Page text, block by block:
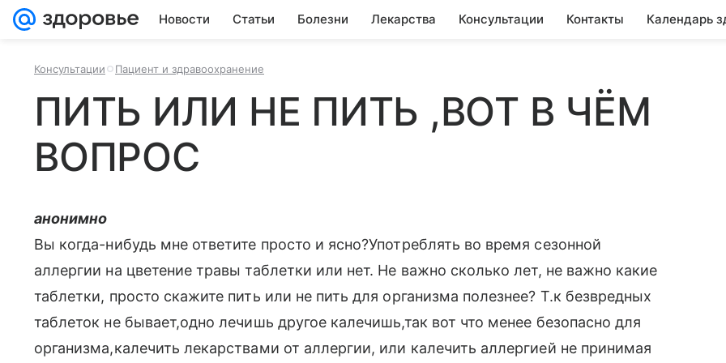
Новости Статьи Болезни Лекарства Консультации Контакты Календарь
Консультации Пациент и здравоохранение
ПИТЬ ИЛИ НЕ ПИТЬ ,ВОТ В ЧЁМ
ВОПРОС
анонимно
Вы когда-нибудь мне ответите просто и ясно?Употреблять во время сезонной
аллергии на цветение травы таблетки или нет. Не важно сколько лет, не важно какие
таблетки, просто скажите пить или не пить для организма полезнее? Т.к безвредных
таблеток не бывает,одно лечишь другое калечишь,так вот что менее безопасно для
организма,калечить лекарствами от аллергии, или калечить аллергией не принимая